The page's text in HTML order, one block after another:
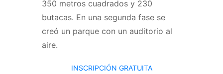
350 metros cuadrados y 230
butacas. En una segunda fase se
creó un parque con un auditorio al
aire.
INSCRIPCIÓN GRATUITA